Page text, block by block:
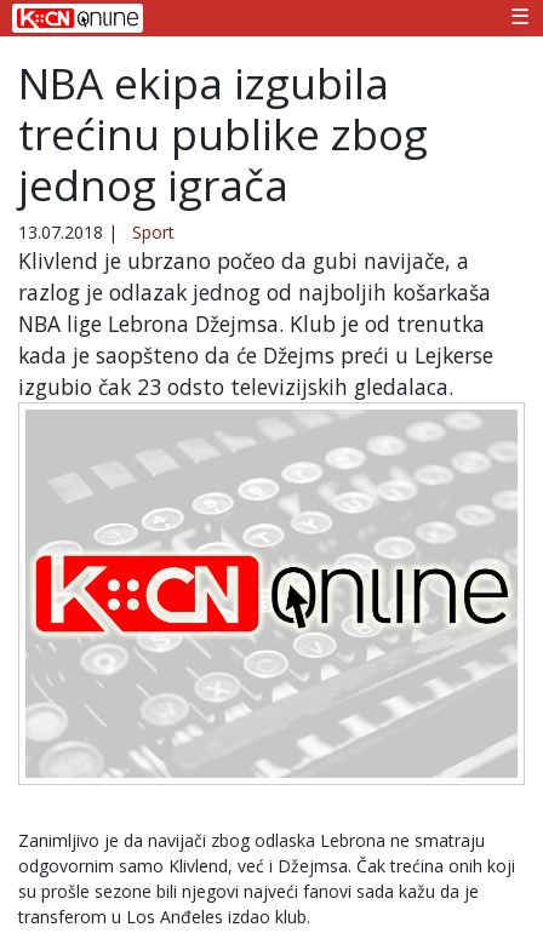
☰
NBA ekipa izgubila
trećinu publike zbog
jednog igrača
13.07.2018 | Sport
Klivlend je ubrzano počeo da gubi navijače, a
razlog je odlazak jednog od najboljih košarkaša
NBA lige Lebrona Džejmsa. Klub je od trenutka
kada je saopšteno da će Džejms preći u Lejkerse
izgubio čak 23 odsto televizijskih gledalaca.
Zanimljivo je da navijači zbog odlaska Lebrona ne smatraju
odgovornim samo Klivlend, već i Džejmsa. Čak trećina onih koji
su prošle sezone bili njegovi najveći fanovi sada kažu da je
transferom u Los Anđeles izdao klub.